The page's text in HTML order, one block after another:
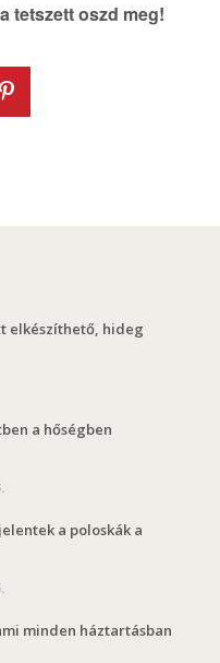
tetszett oszd meg!
elkészíthető, hideg
a hőségben
a poloskák a
minden háztartásban